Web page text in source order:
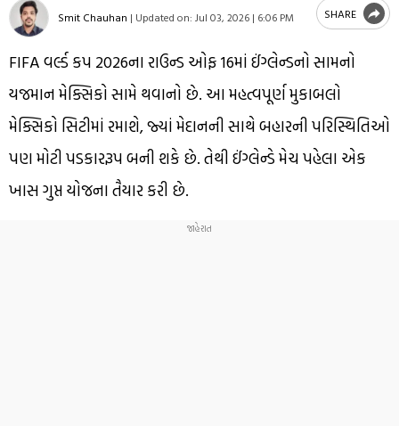
Smit Chauhan | Updated on: Jul 03, 2026 | 6:06 PM SHARE
FIFA વર્લ્ડ કપ 2026ના રાઉન્ડ ઓફ 16માં ઈંગ્લેન્ડનો સામનો
યજમાન મેક્સિકો સામે થવાનો છે. આ મહત્વપૂર્ણ મુકાબલો
મેક્સિકો સિટીમાં રમાશે, જ્યાં મેદાનની સાથે બહારની પરિસ્થિતિઓ
પણ મોટી પડકારરૂપ બની શકે છે. તેથી ઈંગ્લેન્ડે મેચ પહેલા એક
ખાસ ગુપ્ત યોજના તૈયાર કરી છે.